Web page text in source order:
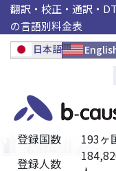
翻訳・校正・通訳・
の言語別料金表